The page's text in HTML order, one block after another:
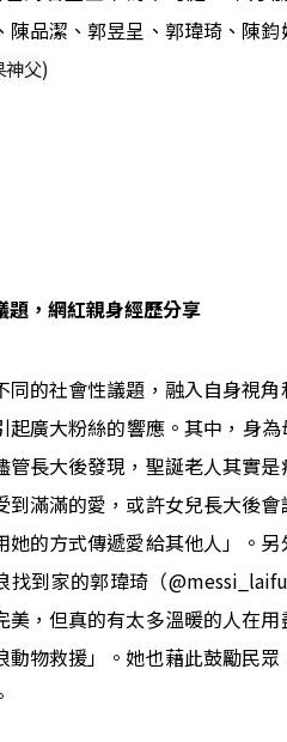
陳品潔、郭昱呈、郭瑋琦、陳
神父)
題，網紅親身經歷分享
同的社會性議題，融入自身視
起廣大粉絲的響應。其中，身為
管長大後發現，聖誕老人其實是
到滿滿的愛，或許女兒長大後
她的方式傳遞愛給其他人」。 另
找到家的郭瑋琦（
美，但真的有太多溫暖的人在
動物救援」。她也藉此鼓勵民